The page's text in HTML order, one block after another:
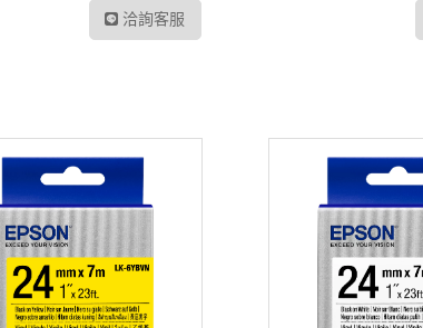
洽詢客服